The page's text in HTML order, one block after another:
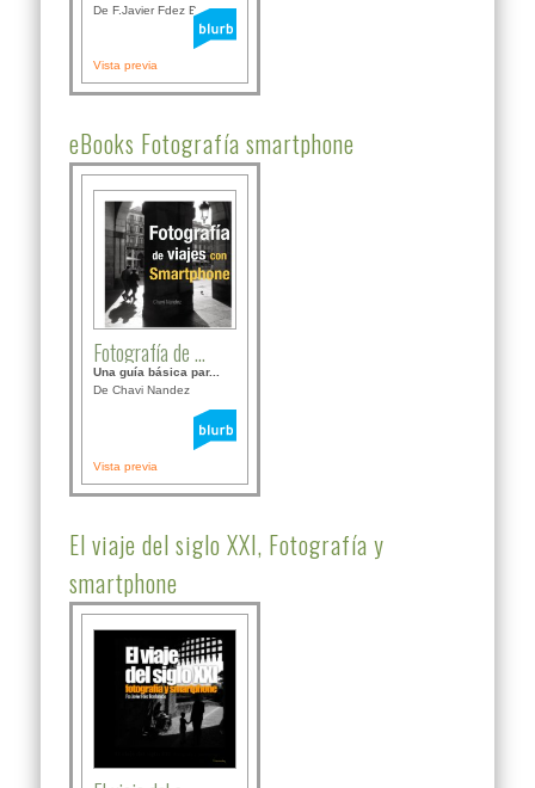
De F.Javier Fdez Bor...
Vista previa
eBooks Fotografía smartphone
Fotografía de ...
Una guía básica par...
De Chavi Nandez
Vista previa
El viaje del siglo XXI, Fotografía y
smartphone